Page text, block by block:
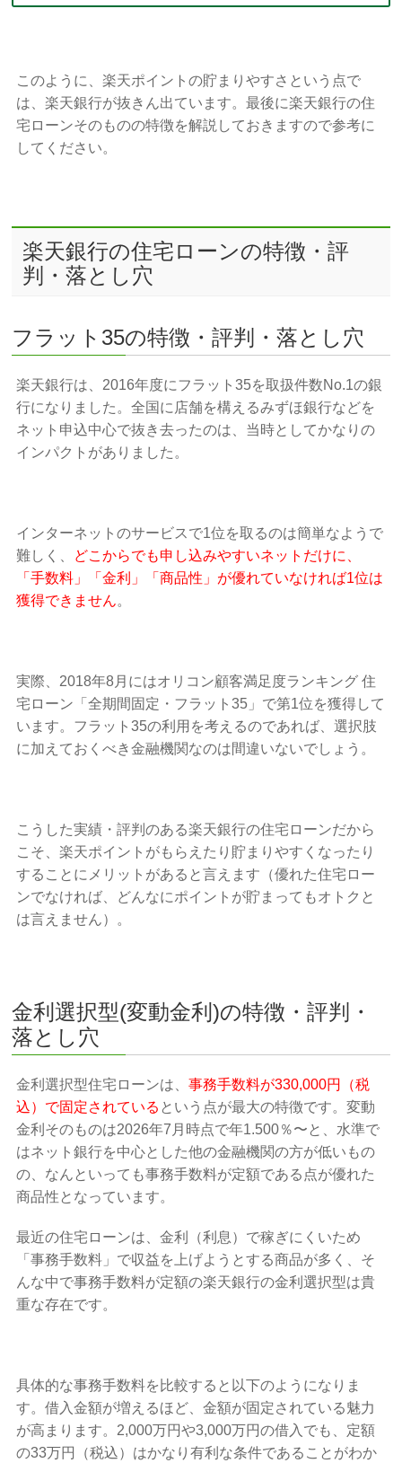
このように、楽天ポイントの貯まりやすさという点で
は、楽天銀行が抜きん出ています。最後に楽天銀行の住
宅ローンそのものの特徴を解説しておきますので参考に
してください。
楽天銀行の住宅ローンの特徴・評
判・落とし穴
フラット35の特徴・評判・落とし穴
楽天銀行は、2016年度にフラット35を取扱件数No.1の銀
行になりました。全国に店舗を構えるみずほ銀行などを
ネット申込中心で抜き去ったのは、当時としてかなりの
インパクトがありました。
インターネットのサービスで1位を取るのは簡単なようで
難しく、 どこからでも申し込みやすいネットだけに、
「手数料」「金利」「商品性」が優れていなければ1位は
獲得できません。
実際、2018年8月にはオリコン顧客満足度ランキング 住
宅ローン「全期間固定・フラット35」で第1位を獲得して
います。フラット35の利用を考えるのであれば、選択肢
に加えておくべき金融機関なのは間違いないでしょう。
こうした実績・評判のある楽天銀行の住宅ローンだから
こそ、楽天ポイントがもらえたり貯まりやすくなったり
することにメリットがあると言えます（優れた住宅ロー
ンでなければ、どんなにポイントが貯まってもオトクと
は言えません）。
金利選択型(変動金利)の特徴・評判・
落とし穴
金利選択型住宅ローンは、事務手数料が330,000円（税
込）で固定されている という点が最大の特徴です。変動
金利そのものは2026年7月時点で年1.500％〜と、水準で
はネット銀行を中心とした他の金融機関の方が低いもの
の、なんといっても事務手数料が定額である点が優れた
商品性となっています。
最近の住宅ローンは、金利（利息）で稼ぎにくいため
「事務手数料」で収益を上げようとする商品が多く、そ
んな中で事務手数料が定額の楽天銀行の金利選択型は貴
重な存在です。
具体的な事務手数料を比較すると以下のようになりま
す。借入金額が増えるほど、金額が固定されている魅力
が高まります。2,000万円や3,000万円の借入でも、定額
の33万円（税込）はかなり有利な条件であることがわか